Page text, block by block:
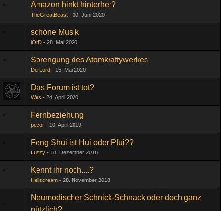
Amazon hinkt hinterher?
TheGreatBeast 30. Juni 2020
schöne Musik
lOrD 28. Mai 2020
Sprengung des Atomkraftywerkes
DerLord 15. Mai 2020
Das Forum ist tot?
Wes 24. April 2020
Fernbeziehung
pecor 10. April 2019
Feng Shui ist Hui oder Pfui??
Luzzy 18. Dezember 2018
Kennt ihr noch....?
Hellscream 28. November 2018
Neumodischer Schnick-Schnack oder doch ganz
nützlich?